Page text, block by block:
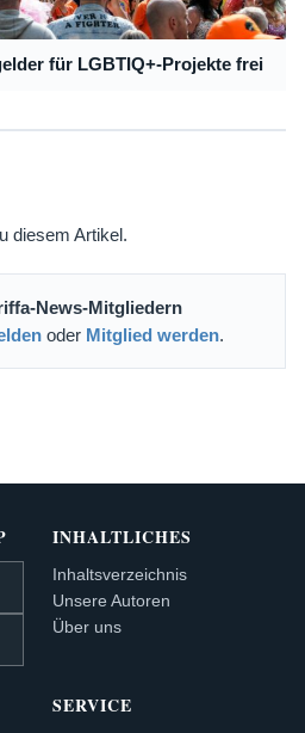
für LGBTIQ+-Projekte frei
diesem Artikel.
News-Mitgliedern
oder Mitglied werden.
INHALTLICHES
Inhaltsverzeichnis
Unsere Autoren
Über uns
SERVICE